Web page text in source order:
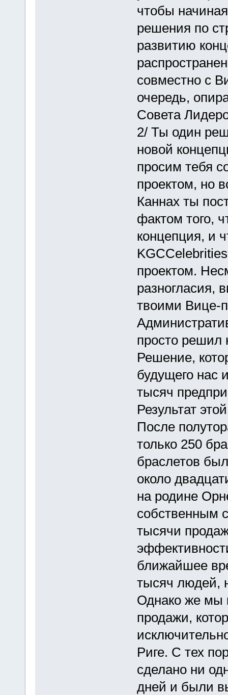
чтобы
решения по
развитию
совместно с
очередь,
Совета
2/ Ты один
новой
просим тебя
проектом, но
Каннах ты
фактом того,
концепция, и
проектом.
разногласия,
твоими Вице-
просто решил
Решение,
будущего нас
тысяч
Результат
После
только 250
браслетов
около
на родине
собственным
тысячи
ближайшее
тысяч людей,
Однако же мы
продажи,
Риге. С тех
сделано ни
дней и были